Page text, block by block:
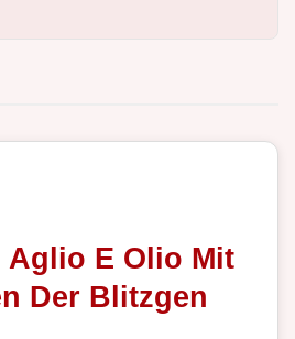
Aglio E Olio Mit
Der Blitzgen